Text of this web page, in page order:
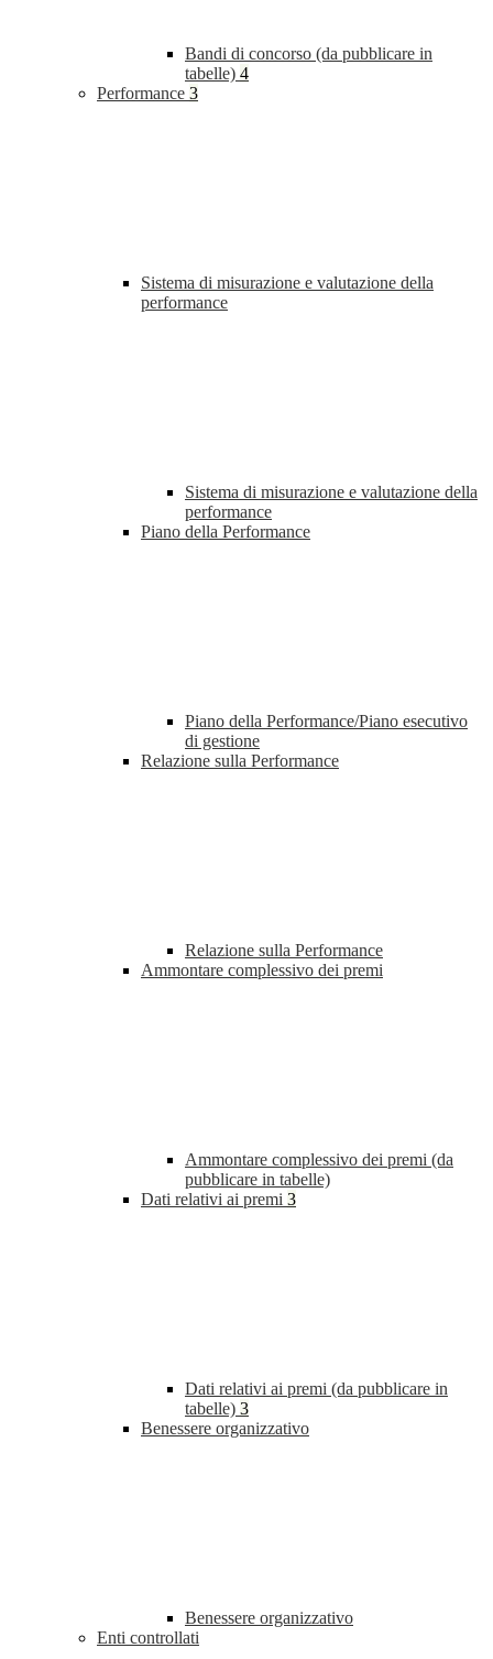
Bandi di concorso (da pubblicare in
tabelle) 4
Performance 3
Sistema di misurazione e valutazione della
performance
Sistema di misurazione e valutazione della
performance
Piano della Performance
Piano della Performance/Piano esecutivo
di gestione
Relazione sulla Performance
Relazione sulla Performance
Ammontare complessivo dei premi
Ammontare complessivo dei premi (da
pubblicare in tabelle)
Dati relativi ai premi 3
Dati relativi ai premi (da pubblicare in
tabelle) 3
Benessere organizzativo
Benessere organizzativo
Enti controllati